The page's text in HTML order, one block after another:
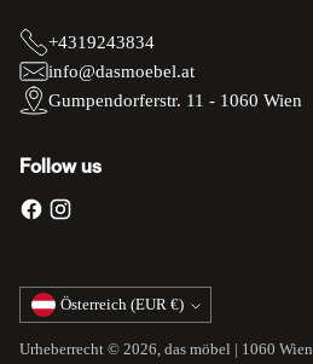
+4319243834
info@dasmoebel.at
Gumpendorferstr. 11 - 1060 Wien
Follow us
Währung Österreich (EUR €)
Urheberrecht © 2026, das möbel | 1060 Wien